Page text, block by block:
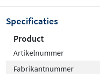
Specificaties
Product
Artikelnummer
Fabrikantnummer